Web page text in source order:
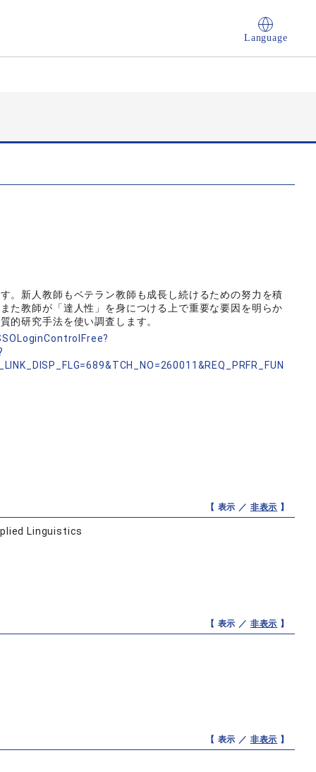
Language
。新人教師もベテラン教師も成長し続けるための努力を積
た教師が「達人性」を身につける上で重要な要因を明らか
的研究手法を使い調査します。
【 表示 ／ 非表示 】
Linguistics
【 表示 ／ 非表示 】
【 表示 ／ 非表示 】